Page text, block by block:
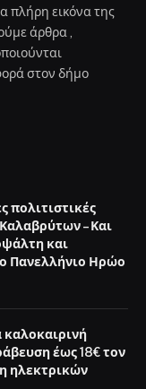
πλήρη εικόνα της
άρθρα ,
στον δήμο
πολιτιστικές
– Και
και
Πανελλήνιο Ηρώο
καλοκαιρινή
έως 18€ τον
ηλεκτρικών